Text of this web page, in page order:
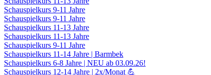
Schauspielkurs 9-11 Jahre
Schauspielkurs 9-11 Jahre
Schauspielkurs 11-13 Jahre
Schauspielkurs 11-13 Jahre
Schauspielkurs 9-11 Jahre
Schauspielkurs 11-14 Jahre | Barmbek
Schauspielkurs 6-8 Jahre | NEU ab 03.09.26!
Schauspielkurs 12-14 Jahre | 2x/Monat 💪